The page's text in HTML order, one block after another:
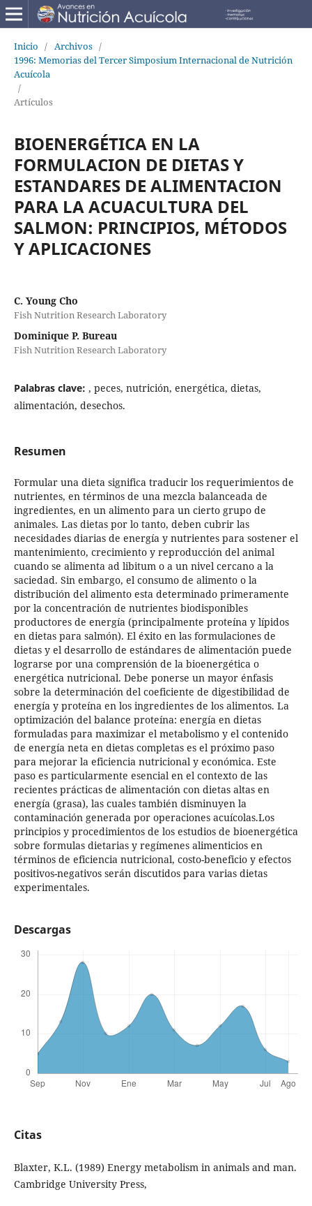
Inicio / Archivos /
1996: Memorias del Tercer Simposium Internacional de Nutrición
Acuícola
/
Artículos
BIOENERGÉTICA EN LA
FORMULACION DE DIETAS Y
ESTANDARES DE ALIMENTACION
PARA LA ACUACULTURA DEL
SALMON: PRINCIPIOS, MÉTODOS
Y APLICACIONES
C. Young Cho
Fish Nutrition Research Laboratory
Dominique P. Bureau
Fish Nutrition Research Laboratory
Palabras clave: , peces, nutrición, energética, dietas,
alimentación, desechos.
Resumen
Formular una dieta significa traducir los requerimientos de
nutrientes, en términos de una mezcla balanceada de
ingredientes, en un alimento para un cierto grupo de
animales. Las dietas por lo tanto, deben cubrir las
necesidades diarias de energía y nutrientes para sostener el
mantenimiento, crecimiento y reproducción del animal
cuando se alimenta ad libitum o a un nivel cercano a la
saciedad. Sin embargo, el consumo de alimento o la
distribución del alimento esta determinado primeramente
por la concentración de nutrientes biodisponibles
productores de energía (principalmente proteína y lípidos
en dietas para salmón). El éxito en las formulaciones de
dietas y el desarrollo de estándares de alimentación puede
lograrse por una comprensión de la bioenergética o
energética nutricional. Debe ponerse un mayor énfasis
sobre la determinación del coeficiente de digestibilidad de
energía y proteína en los ingredientes de los alimentos. La
optimización del balance proteína: energía en dietas
formuladas para maximizar el metabolismo y el contenido
de energía neta en dietas completas es el próximo paso
para mejorar la eficiencia nutricional y económica. Este
paso es particularmente esencial en el contexto de las
recientes prácticas de alimentación con dietas altas en
energía (grasa), las cuales también disminuyen la
contaminación generada por operaciones acuícolas.Los
principios y procedimientos de los estudios de bioenergética
sobre formulas dietarias y regímenes alimenticios en
términos de eficiencia nutricional, costo-beneficio y efectos
positivos-negativos serán discutidos para varias dietas
experimentales.
Descargas
Citas
Blaxter, K.L. (1989) Energy metabolism in animals and man.
Cambridge University Press,